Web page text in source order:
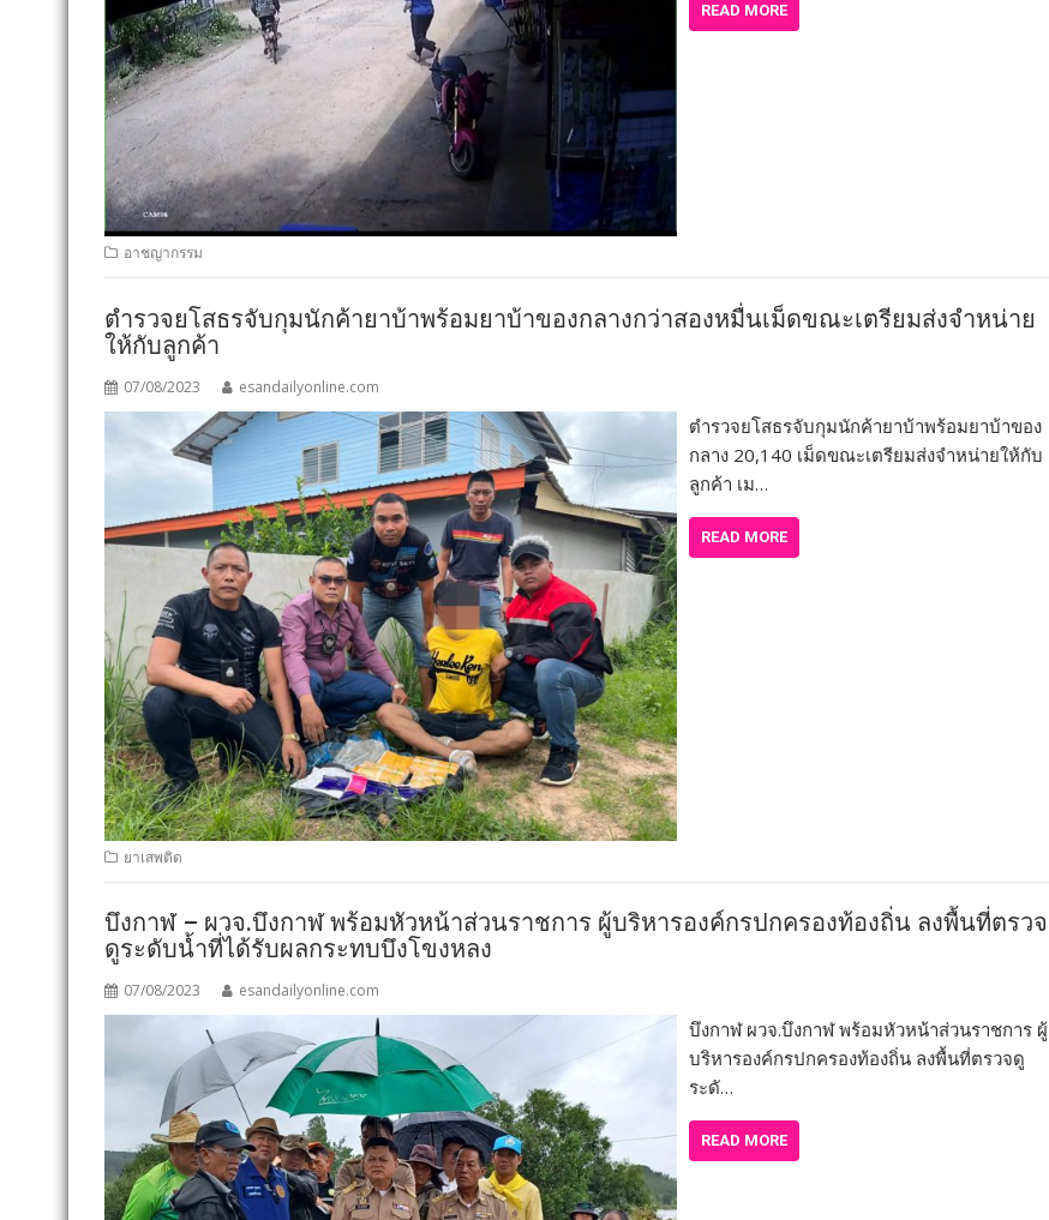
READ MORE
อาชญากรรม
ตำรวจยโสธรจับกุมนักค้ายาบ้าพร้อมยาบ้าของกลางกว่าสองหมื่นเม็ดขณะเตรียมส่งจำหน่าย
ให้กับลูกค้า
07/08/2023 esandailyonline.com
ตำรวจยโสธรจับกุมนักค้ายาบ้าพร้อมยาบ้าของ
กลาง 20,140 เม็ดขณะเตรียมส่งจำหน่ายให้กับ
ลูกค้า เม…
READ MORE
ยาเสพติด
บึงกาฬ – ผวจ.บึงกาฬ พร้อมหัวหน้าส่วนราชการ ผู้บริหารองค์กรปกครองท้องถิ่น ลงพื้นที่ตรวจ
ดูระดับน้ำที่ได้รับผลกระทบบึงโขงหลง
07/08/2023 esandailyonline.com
บึงกาฬ ผวจ.บึงกาฬ พร้อมหัวหน้าส่วนราชการ ผู้
บริหารองค์กรปกครองท้องถิ่น ลงพื้นที่ตรวจดู
ระดั…
READ MORE